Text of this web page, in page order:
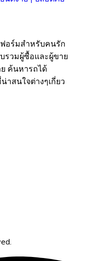
อร์มสำหรับคนรัก
รวมผู้ซื้อและผู้ขาย
ย ค้นหารถได้
าสนใจต่างๆเกี่ยว